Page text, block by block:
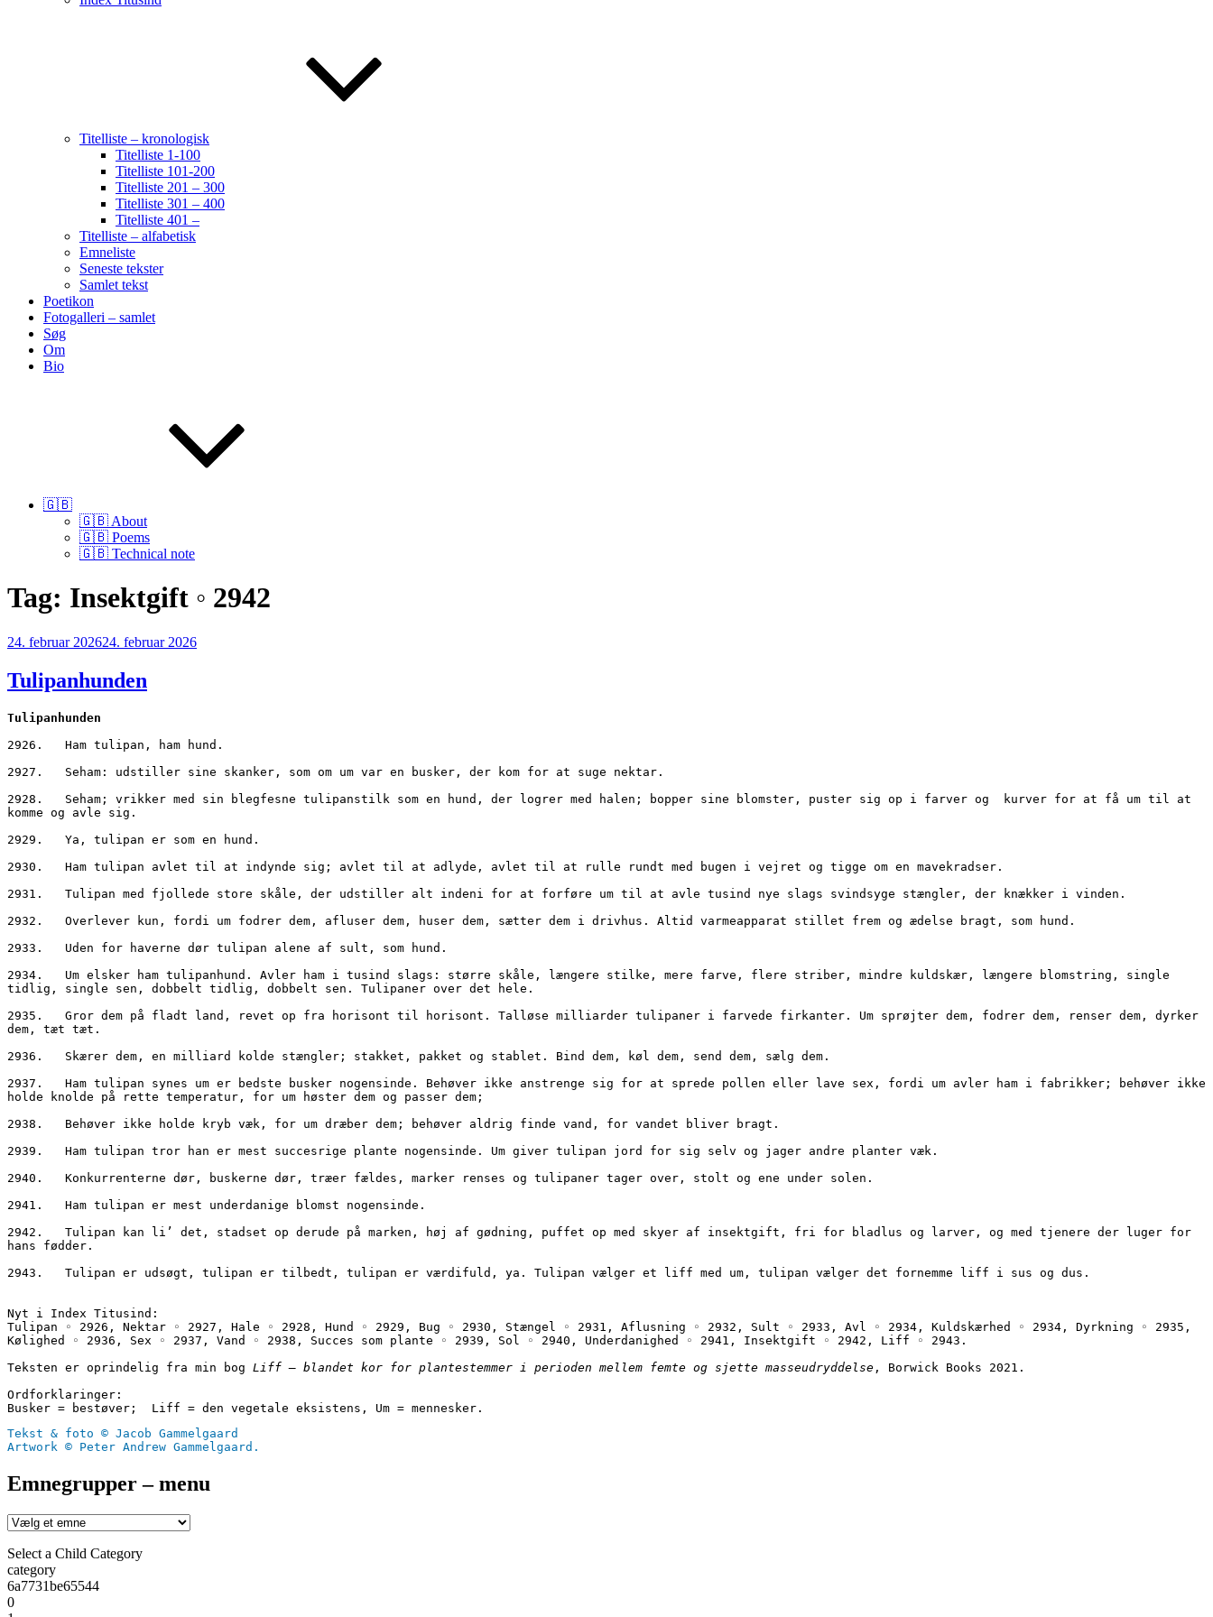
Titelliste – kronologisk
Titelliste 1-100
Titelliste 101-200
Titelliste 201 – 300
Titelliste 301 – 400
Titelliste 401 –
Titelliste – alfabetisk
Emneliste
Seneste tekster
Samlet tekst
Poetikon
Fotogalleri – samlet
Søg
Om
Bio
🇬🇧
🇬🇧 About
🇬🇧 Poems
🇬🇧 Technical note
Tag: Insektgift ◦ 2942
Udgivet
24. februar 202624. februar 2026
Tulipanhunden
Tulipanhunden
2926.	Ham tulipan, ham hund.
2927.	Seham: udstiller sine skanker, som om um var en busker, der kom for at suge nektar.
2928.	Seham; vrikker med sin blegfesne tulipanstilk som en hund, der logrer med halen; bopper sine blomster, puster sig op i farver og  kurver for at få um til at
komme og avle sig.
2929.	Ya, tulipan er som en hund.
2930.	Ham tulipan avlet til at indynde sig; avlet til at adlyde, avlet til at rulle rundt med bugen i vejret og tigge om en mavekradser.
2931.	Tulipan med fjollede store skåle, der udstiller alt indeni for at forføre um til at avle tusind nye slags svindsyge stængler, der knækker i vinden.
2932.	Overlever kun, fordi um fodrer dem, afluser dem, huser dem, sætter dem i drivhus. Altid varmeapparat stillet frem og ædelse bragt, som hund.
2933.	Uden for haverne dør tulipan alene af sult, som hund.
2934.	Um elsker ham tulipanhund. Avler ham i tusind slags: større skåle, længere stilke, mere farve, flere striber, mindre kuldskær, længere blomstring, single
tidlig, single sen, dobbelt tidlig, dobbelt sen. Tulipaner over det hele.
2935.	Gror dem på fladt land, revet op fra horisont til horisont. Talløse milliarder tulipaner i farvede firkanter. Um sprøjter dem, fodrer dem, renser dem, dyrker
dem, tæt tæt.
2936.	Skærer dem, en milliard kolde stængler; stakket, pakket og stablet. Bind dem, køl dem, send dem, sælg dem.
2937.	Ham tulipan synes um er bedste busker nogensinde. Behøver ikke anstrenge sig for at sprede pollen eller lave sex, fordi um avler ham i fabrikker; behøver ikke
holde knolde på rette temperatur, for um høster dem og passer dem;
2938.	Behøver ikke holde kryb væk, for um dræber dem; behøver aldrig finde vand, for vandet bliver bragt.
2939.	Ham tulipan tror han er mest succesrige plante nogensinde. Um giver tulipan jord for sig selv og jager andre planter væk.
2940.	Konkurrenterne dør, buskerne dør, træer fældes, marker renses og tulipaner tager over, stolt og ene under solen.
2941.	Ham tulipan er mest underdanige blomst nogensinde.
2942.	Tulipan kan li’ det, stadset op derude på marken, høj af gødning, puffet op med skyer af insektgift, fri for bladlus og larver, og med tjenere der luger for
hans fødder.
2943.	Tulipan er udsøgt, tulipan er tilbedt, tulipan er værdifuld, ya. Tulipan vælger et liff med um, tulipan vælger det fornemme liff i sus og dus.
Nyt i Index Titusind:
Tulipan ◦ 2926, Nektar ◦ 2927, Hale ◦ 2928, Hund ◦ 2929, Bug ◦ 2930, Stængel ◦ 2931, Aflusning ◦ 2932, Sult ◦ 2933, Avl ◦ 2934, Kuldskærhed ◦ 2934, Dyrkning ◦ 2935,
Kølighed ◦ 2936, Sex ◦ 2937, Vand ◦ 2938, Succes som plante ◦ 2939, Sol ◦ 2940, Underdanighed ◦ 2941, Insektgift ◦ 2942, Liff ◦ 2943.
Teksten er oprindelig fra min bog Liff – blandet kor for plantestemmer i perioden mellem femte og sjette masseudryddelse , Borwick Books 2021.
Ordforklaringer:
Busker = bestøver;  Liff = den vegetale eksistens, Um = mennesker.
Tekst & foto © Jacob Gammelgaard
Artwork © Peter Andrew Gammelgaard.
Emnegrupper – menu
Select a Child Category
category
6a7731be65544
0